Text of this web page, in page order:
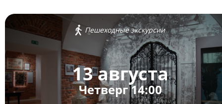
Пешеходные экскурсии
13 августа
Четверг 14:00